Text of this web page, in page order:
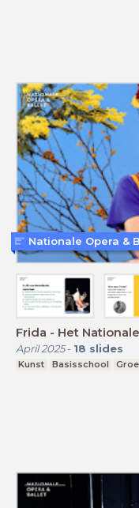
Frida - Het
April 2025- 18 slides
Kunst Basisschool
Nationale Opera &